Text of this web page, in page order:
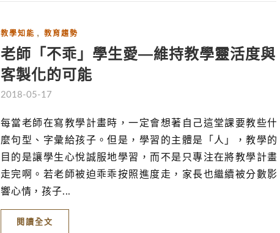
教學知能 , 教育趨勢
老師「不乖」學生愛—維持教學靈活度與
客製化的可能
2018-05-17
每當老師在寫教學計畫時，一定會想著自己這堂課要教些什
麼句型、字彙給孩子。但是，學習的主體是「人」，教學的
目的是讓學生心悅誠服地學習，而不是只專注在將教學計畫
走完啊。若老師被迫乖乖按照進度走，家長也繼續被分數影
響心情，孩子...
閱讀全文